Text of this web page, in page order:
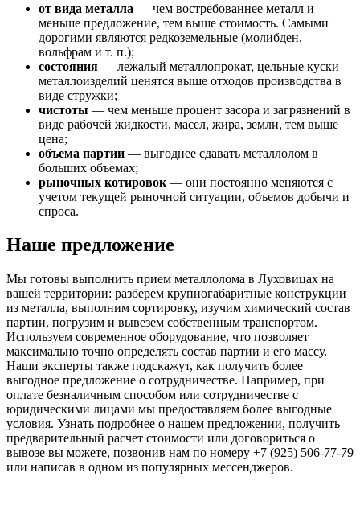
от вида металла — чем востребованнее металл и
меньше предложение, тем выше стоимость. Самыми
дорогими являются редкоземельные (молибден,
вольфрам и т. п.);
состояния — лежалый металлопрокат, цельные куски
металлоизделий ценятся выше отходов производства в
виде стружки;
чистоты — чем меньше процент засора и загрязнений в
виде рабочей жидкости, масел, жира, земли, тем выше
цена;
объема партии — выгоднее сдавать металлолом в
больших объемах;
рыночных котировок — они постоянно меняются с
учетом текущей рыночной ситуации, объемов добычи и
спроса.
Наше предложение
Мы готовы выполнить прием металлолома в Луховицах на
вашей территории: разберем крупногабаритные конструкции
из металла, выполним сортировку, изучим химический состав
партии, погрузим и вывезем собственным транспортом.
Используем современное оборудование, что позволяет
максимально точно определять состав партии и его массу.
Наши эксперты также подскажут, как получить более
выгодное предложение о сотрудничестве. Например, при
оплате безналичным способом или сотрудничестве с
юридическими лицами мы предоставляем более выгодные
условия. Узнать подробнее о нашем предложении, получить
предварительный расчет стоимости или договориться о
вывозе вы можете, позвонив нам по номеру +7 (925) 506-77-79
или написав в одном из популярных мессенджеров.